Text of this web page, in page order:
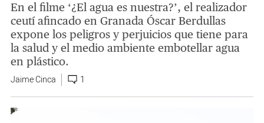
En el filme ‘¿El agua es nuestra?’, el realizador
ceutí afincado en Granada Óscar Berdullas
expone los peligros y perjuicios que tiene para
la salud y el medio ambiente embotellar agua
en plástico.
Jaime Cinca 1